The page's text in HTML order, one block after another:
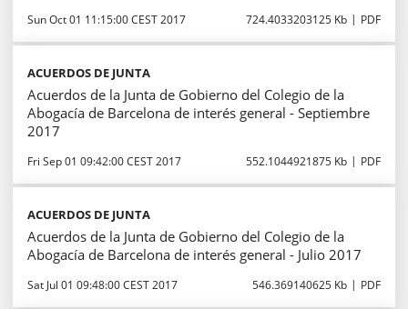
Sun Oct 01 11:15:00 CEST 2017 724.4033203125 Kb PDF
ACUERDOS DE JUNTA
Acuerdos de la Junta de Gobierno del Colegio de la
Abogacía de Barcelona de interés general - Septiembre
2017
Fri Sep 01 09:42:00 CEST 2017 552.1044921875 Kb PDF
ACUERDOS DE JUNTA
Acuerdos de la Junta de Gobierno del Colegio de la
Abogacía de Barcelona de interés general - Julio 2017
Sat Jul 01 09:48:00 CEST 2017 546.369140625 Kb PDF